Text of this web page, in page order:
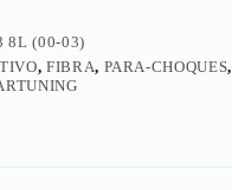
s
8L (00-03)
, FIBRA, PARA-CHOQUES,